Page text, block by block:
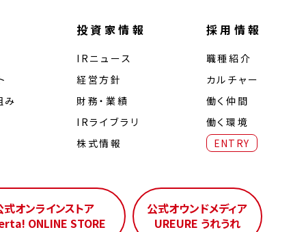
み
投資家情報
IRニュース
経営⽅針
財務・業績
IRライブラリ
株式情報
採用情報
職種紹介
カルチャー
働く仲間
働く環境
ENTRY
式オンラインストア
ONLINE STORE
公式オウンドメディア
UREURE うれうれ